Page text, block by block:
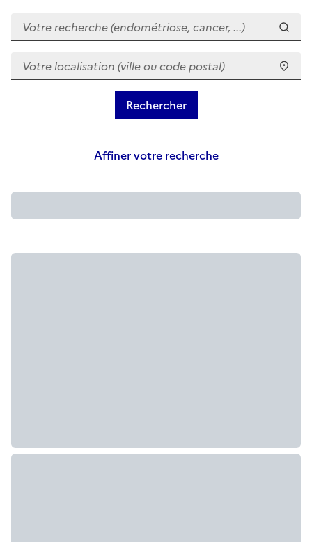
Votre recherche (endométriose, cancer, ...)
Votre localisation (ville ou code postal)
Affiner votre recherche